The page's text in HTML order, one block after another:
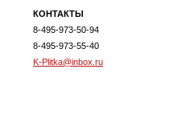
КОНТАКТЫ
8-495-973-50-94
8-495-973-55-40
K-Plitka@inbox.ru